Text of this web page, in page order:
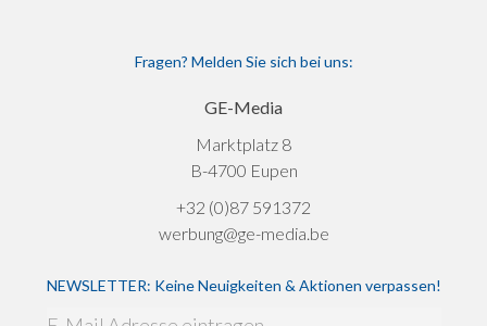
Fragen? Melden Sie sich bei uns:
GE-Media
Marktplatz 8
B-4700 Eupen
+32 (0)87 591372
werbung@ge-media.be
NEWSLETTER: Keine Neuigkeiten & Aktionen verpassen!